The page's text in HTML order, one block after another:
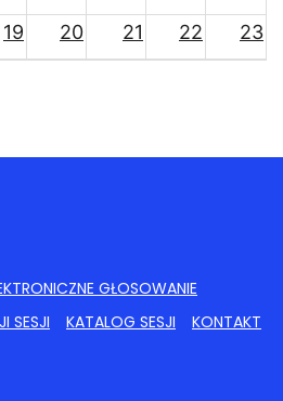
19 20 21 22 23
GŁOSOWANIE
SESJI
KATALOG SESJI KONTAKT